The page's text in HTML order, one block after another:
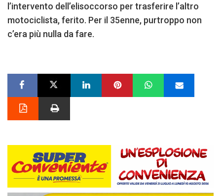
l’intervento dell’elisoccorso per trasferire l’altro
motociclista, ferito. Per il 35enne, purtroppo non
c’era più nulla da fare.